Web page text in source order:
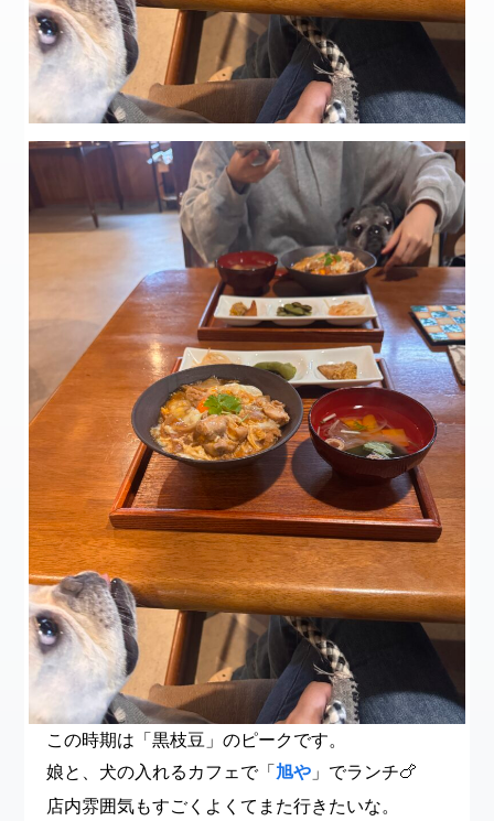
この時期は「黒枝豆」のピークです。
娘と、犬の入れるカフェで「 旭や」でランチ🍗
店内雰囲気もすごくよくてまた行きたいな。